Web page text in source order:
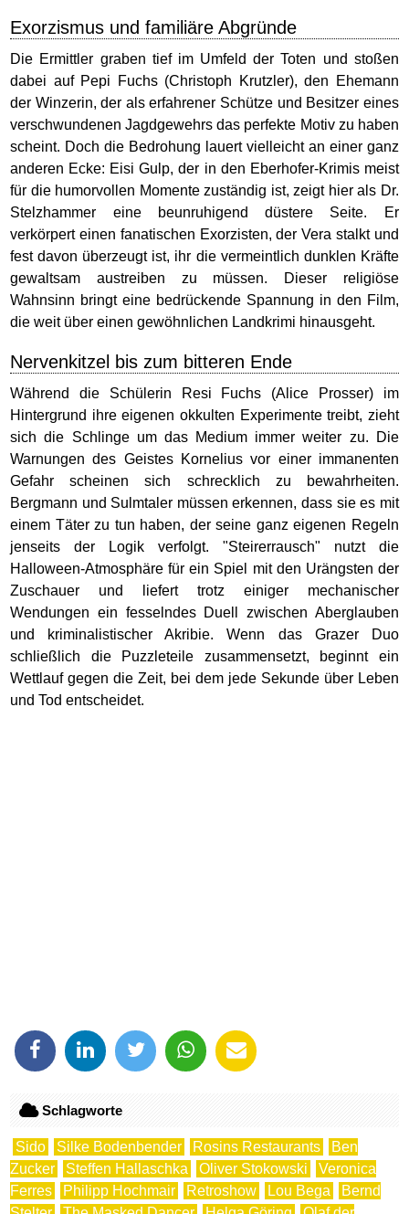
Exorzismus und familiäre Abgründe
Die Ermittler graben tief im Umfeld der Toten und stoßen
dabei auf Pepi Fuchs (Christoph Krutzler), den Ehemann
der Winzerin, der als erfahrener Schütze und Besitzer eines
verschwundenen Jagdgewehrs das perfekte Motiv zu haben
scheint. Doch die Bedrohung lauert vielleicht an einer ganz
anderen Ecke: Eisi Gulp, der in den Eberhofer-Krimis meist
für die humorvollen Momente zuständig ist, zeigt hier als Dr.
Stelzhammer eine beunruhigend düstere Seite. Er
verkörpert einen fanatischen Exorzisten, der Vera stalkt und
fest davon überzeugt ist, ihr die vermeintlich dunklen Kräfte
gewaltsam austreiben zu müssen. Dieser religiöse
Wahnsinn bringt eine bedrückende Spannung in den Film,
die weit über einen gewöhnlichen Landkrimi hinausgeht.
Nervenkitzel bis zum bitteren Ende
Während die Schülerin Resi Fuchs (Alice Prosser) im
Hintergrund ihre eigenen okkulten Experimente treibt, zieht
sich die Schlinge um das Medium immer weiter zu. Die
Warnungen des Geistes Kornelius vor einer immanenten
Gefahr scheinen sich schrecklich zu bewahrheiten.
Bergmann und Sulmtaler müssen erkennen, dass sie es mit
einem Täter zu tun haben, der seine ganz eigenen Regeln
jenseits der Logik verfolgt. "Steirerrausch" nutzt die
Halloween-Atmosphäre für ein Spiel mit den Urängsten der
Zuschauer und liefert trotz einiger mechanischer
Wendungen ein fesselndes Duell zwischen Aberglauben
und kriminalistischer Akribie. Wenn das Grazer Duo
schließlich die Puzzleteile zusammensetzt, beginnt ein
Wettlauf gegen die Zeit, bei dem jede Sekunde über Leben
und Tod entscheidet.
Schlagworte
Sido Silke Bodenbender Rosins Restaurants
Ben
Zucker
Steffen Hallaschka Oliver Stokowski
Veronica
Ferres
Philipp Hochmair Retroshow Lou Bega
Bernd